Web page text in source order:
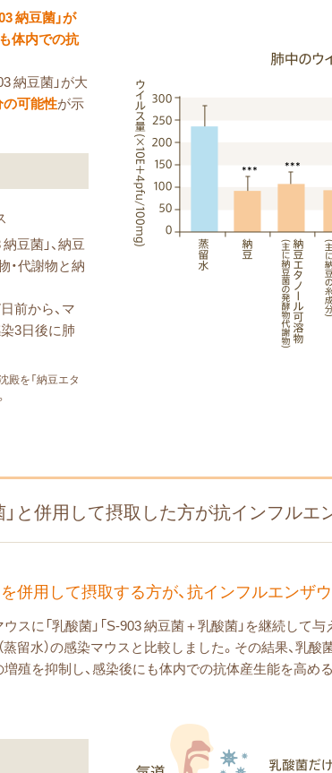
納豆菌」が
体内での抗
納豆菌」が大
可能性が示
豆菌」、納豆
・代謝物と納
前から、マ
3日後に肺
を「納豆エタ
と併用して摂取した方が抗インフルエ
併用して摂取する方が、抗インフルエンザ
に「乳酸菌」「S-903 納豆菌＋乳酸菌」を継続して
留水）の感染マウスと比較しました。その結果、乳酸
殖を抑制し、感染後にも体内での抗体産生能を高め